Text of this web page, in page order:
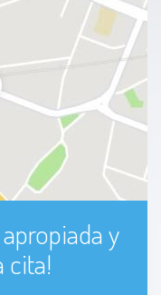
y
cita!